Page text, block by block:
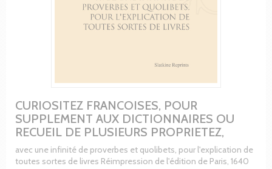
CURIOSITEZ FRANCOISES, POUR
SUPPLEMENT AUX DICTIONNAIRES OU
RECUEIL DE PLUSIEURS PROPRIETEZ,
avec une infinité de proverbes et quolibets, pour l'explication de
toutes sortes de livres Réimpression de l'édition de Paris, 1640